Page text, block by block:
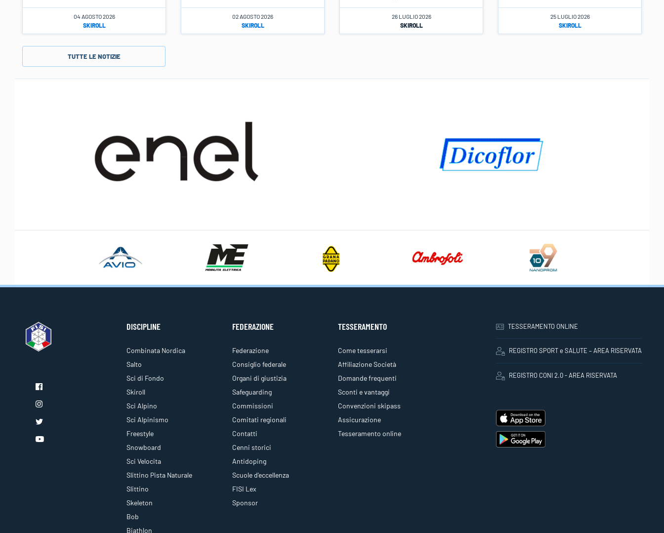
04 AGOSTO 2026
SKIROLL
02 AGOSTO 2026
SKIROLL
26 LUGLIO 2026
SKIROLL
25 LUGLIO 2026
SKIROLL
TUTTE LE NOTIZIE
DISCIPLINE
Combinata Nordica
Salto
Sci di Fondo
Skiroll
Sci Alpino
Sci Alpinismo
Freestyle
Snowboard
Sci Velocita
Slittino Pista Naturale
Slittino
Skeleton
Bob
Biathlon
FEDERAZIONE
Federazione
Consiglio federale
Organi di giustizia
Safeguarding
Commissioni
Comitati regionali
Contatti
Cenni storici
Antidoping
Scuole d'eccellenza
FISI Lex
Sponsor
TESSERAMENTO
Come tesserarsi
Affiliazione Società
Domande frequenti
Sconti e vantaggi
Convenzioni skipass
Assicurazione
Tesseramento online
TESSERAMENTO ONLINE
REGISTRO SPORT e SALUTE – AREA RISERVATA
REGISTRO CONI 2.0 - AREA RISERVATA